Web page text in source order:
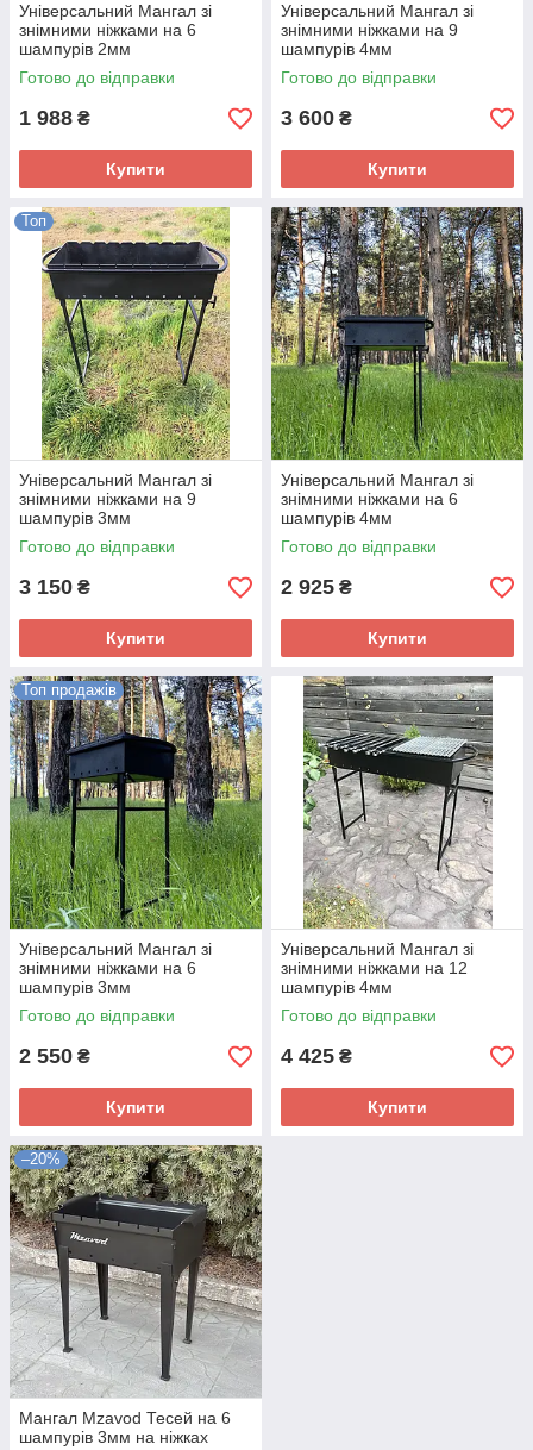
Універсальний Мангал зі
знімними ніжками на 6
шампурів 2мм
Готово до відправки
1 988 ₴
Купити
Універсальний Мангал зі
знімними ніжками на 9
шампурів 4мм
Готово до відправки
3 600 ₴
Купити
Топ
Універсальний Мангал зі
знімними ніжками на 9
шампурів 3мм
Готово до відправки
3 150 ₴
Купити
Універсальний Мангал зі
знімними ніжками на 6
шампурів 4мм
Готово до відправки
2 925 ₴
Купити
Топ продажів
Універсальний Мангал зі
знімними ніжками на 6
шампурів 3мм
Готово до відправки
2 550 ₴
Купити
Універсальний Мангал зі
знімними ніжками на 12
шампурів 4мм
Готово до відправки
4 425 ₴
Купити
–20%
Мангал Mzavod Тесей на 6
шампурів 3мм на ніжках